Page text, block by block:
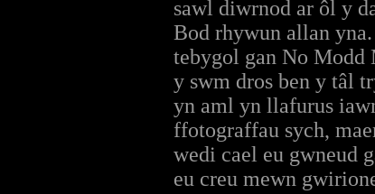
sawl diwrnod ar ôl y
Bod rhywun allan
tebygol gan No Modd
y swm dros ben y tâl
yn aml yn llafurus
ffotograffau sych,
wedi cael eu gwneud
eu creu mewn